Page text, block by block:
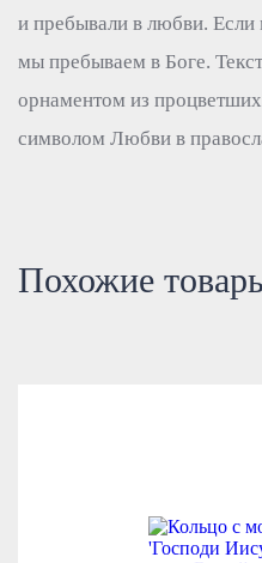
и пребывали в любви.
мы пребываем в Боге.
орнаментом из
символом Любви в
Похожие